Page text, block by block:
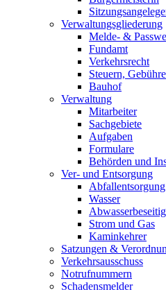
Verwaltungsgliederung
Melde- &
Fundamt
Verkehrsrecht
Steuern,
Bauhof
Verwaltung
Mitarbeiter
Sachgebiete
Aufgaben
Formulare
Behörden und
Ver- und Entsorgung
Abfallentsorgung
Wasser
Strom und Gas
Kaminkehrer
Satzungen &
Verkehrsausschuss
Notrufnummern
Schadensmelder